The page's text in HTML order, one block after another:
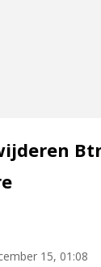
15, 01:08